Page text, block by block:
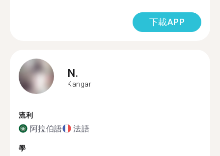
下載APP
N.
Kangar
流利
阿拉伯語 法語
學